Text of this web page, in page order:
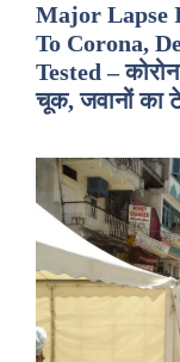
Major Lapse
To Corona,
Tested –
चूक, जवानों का